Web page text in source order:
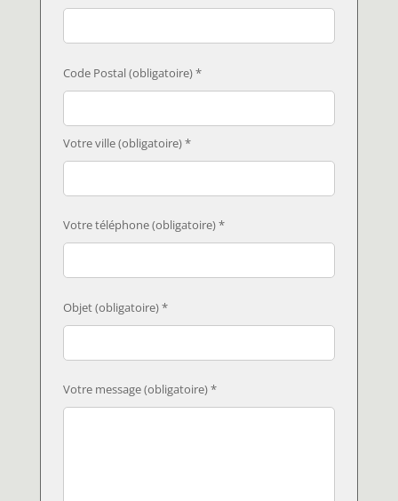
Code Postal (obligatoire) *
Votre ville (obligatoire) *
Votre téléphone (obligatoire) *
Objet (obligatoire) *
Votre message (obligatoire) *